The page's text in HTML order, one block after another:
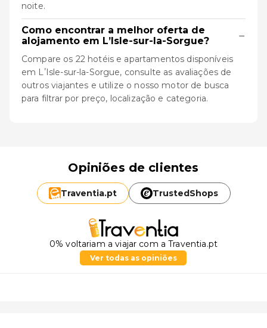
noite.
Como encontrar a melhor oferta de
alojamento em LʼIsle-sur-la-Sorgue?
−
Compare os 22 hotéis e apartamentos disponíveis
em LʼIsle-sur-la-Sorgue, consulte as avaliações de
outros viajantes e utilize o nosso motor de busca
para filtrar por preço, localização e categoria.
Opiniões de clientes
Traventia.pt TrustedShops
0% voltariam a viajar com a Traventia.pt
Ver todas as opiniões